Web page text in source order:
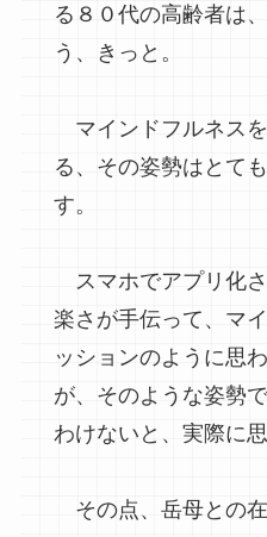
る８０代の高齢者は
う、きっと。
マインドフルネス
る、その姿勢はとて
す。
スマホでアプリ化
楽さが手伝って、マ
ッションのように思
が、そのような姿勢
わけないと、実際に思
その点、岳母との